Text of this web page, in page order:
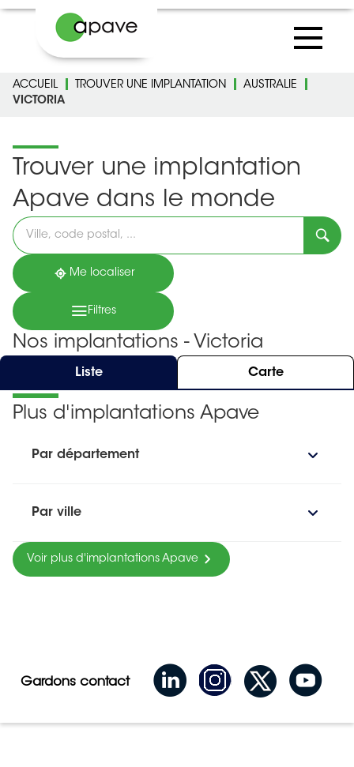
ACCUEIL TROUVER UNE IMPLANTATION
AUSTRALIE
VICTORIA
Trouver une implantation
Apave dans le monde
Veuillez
renseigner
une
adresse
Me localiser
Filtres
Nos implantations - Victoria
Liste Carte
Plus d'implantations Apave
Par département
Par ville
Voir plus d'implantations Apave
Gardons contact